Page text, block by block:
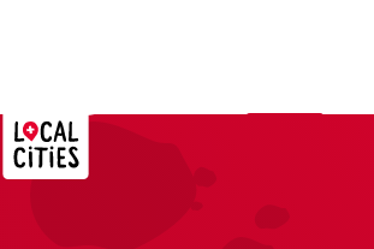
Localcities